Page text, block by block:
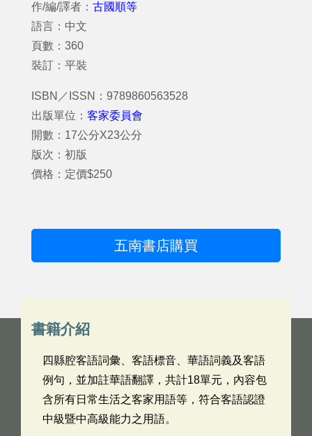
作/編/譯者： 古國順等
語言：中文
頁數：360
裝訂：平裝
ISBN／ISSN：9789860563528
出版單位： 客家委員會
開數：17公分X23公分
版次：初版
價格：定價$250
五南書店購買
書籍介紹
四縣腔客語詞彙、客語標音、華語詞義及客語
例句，並加註華語翻譯，共計18單元，內容包
含所有日常生活之客家用語等，符合客語認證
中級暨中高級能力之用語。